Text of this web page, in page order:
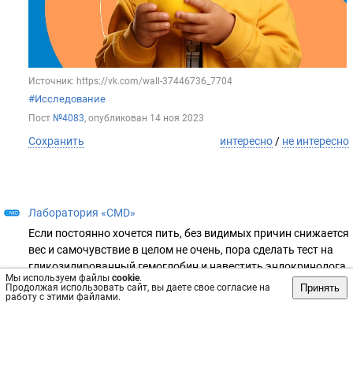
Мы используем файлы cookie.
Продолжая использовать сайт, вы даете свое согласие на
работу с этими файлами.
Принять
Источник: https://vk.com/wall-37446736_7704
#Исследование
Пост №4083, опубликован 14 ноя 2023
Сохранить интересно / не интересно
Лаборатория «CMD»
Если постоянно хочется пить, без видимых причин снижается
вес и самочувствие в целом не очень, пора сделать тест на
гликозилированный гемоглобин и навестить эндокринолога.
Самые распространенные факторы риска развития
сахарного диабета 2 типа – низкая физическая активность и